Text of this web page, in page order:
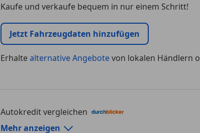
Kaufe und verkaufe bequem in nur einem Schritt!
Jetzt Fahrzeugdaten hinzufügen
Erhaltealternative Angebotevon lokalen Händlern
Autokredit vergleichen
Autokredit-Rechner von durchblicker.at
Mehr anzeigen